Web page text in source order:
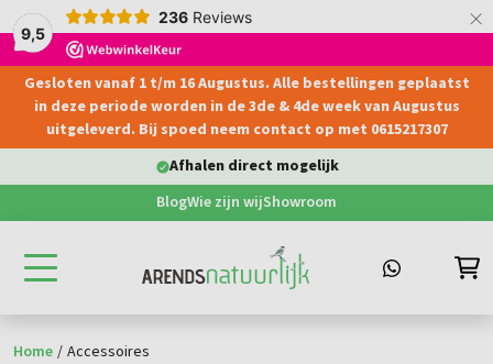
9,5
236 Reviews ×
Gesloten vanaf 1 t/m 16 Augustus. Alle bestellingen geplaatst
in deze periode worden in de 3de & 4de week van Augustus
uitgeleverd. Bij spoed neem contact op met 0615217307
Afhalen direct mogelijk
BlogWie zijn wijShowroom
Home / Accessoires